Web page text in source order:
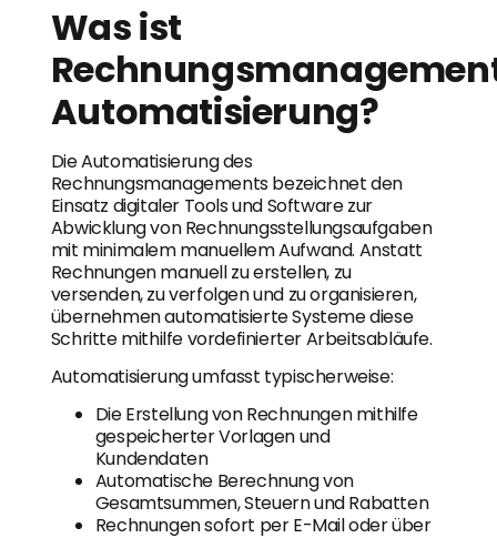
Was ist
Automatisierung?
Die Automatisierung des
Rechnungsmanagements bezeichnet den
Einsatz digitaler Tools und Software zur
Abwicklung von Rechnungsstellungsaufgaben
mit minimalem manuellem Aufwand. Anstatt
Rechnungen manuell zu erstellen, zu
versenden, zu verfolgen und zu organisieren,
übernehmen automatisierte Systeme diese
Schritte mithilfe vordefinierter Arbeitsabläufe.
Automatisierung umfasst typischerweise:
Die Erstellung von Rechnungen mithilfe
gespeicherter Vorlagen und
Kundendaten
Automatische Berechnung von
Gesamtsummen, Steuern und Rabatten
Rechnungen sofort per E-Mail oder über